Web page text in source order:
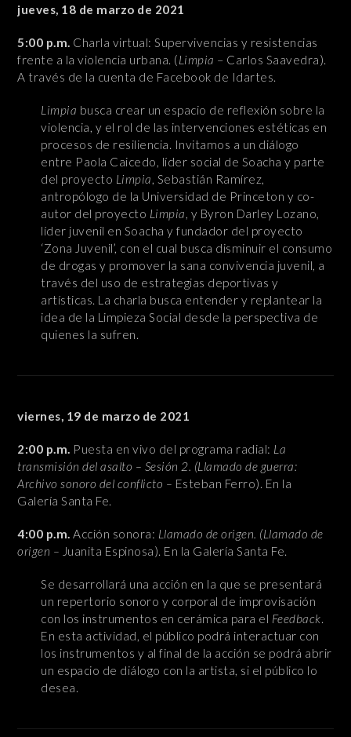
jueves, 18 de marzo de 2021
5:00 p.m. Charla virtual: Supervivencias y resistencias
frente a la violencia urbana. (Limpia – Carlos Saavedra).
A través de la cuenta de Facebook de Idartes.
Limpia busca crear un espacio de reflexión sobre la
violencia, y el rol de las intervenciones estéticas en
procesos de resiliencia. Invitamos a un diálogo
entre Paola Caicedo, líder social de Soacha y parte
del proyecto Limpia, Sebastián Ramírez,
antropólogo de la Universidad de Princeton y co-
autor del proyecto Limpia, y Byron Darley Lozano,
líder juvenil en Soacha y fundador del proyecto
‘Zona Juvenil’, con el cual busca disminuir el consumo
de drogas y promover la sana convivencia juvenil, a
través del uso de estrategias deportivas y
artísticas. La charla busca entender y replantear la
idea de la Limpieza Social desde la perspectiva de
quienes la sufren.
viernes, 19 de marzo de 2021
2:00 p.m. Puesta en vivo del programa radial: La
transmisión del asalto – Sesión 2. (Llamado de guerra:
Archivo sonoro del conflicto – Esteban Ferro). En la
Galería Santa Fe.
4:00 p.m.Acción sonora: Llamado de origen. (Llamado de
origen – Juanita Espinosa). En la Galería Santa Fe.
Se desarrollará una acción en la que se presentará
un repertorio sonoro y corporal de improvisación
con los instrumentos en cerámica para el Feedback.
En esta actividad, el público podrá interactuar con
los instrumentos y al final de la acción se podrá abrir
un espacio de diálogo con la artista, si el público lo
desea.